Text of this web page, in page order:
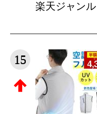
楽天ジャン
15